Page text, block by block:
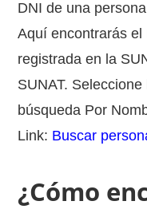
DNI de una
Aquí encontrarás
registrada en la
SUNAT.
búsqueda Por
Link: Buscar
¿Cómo